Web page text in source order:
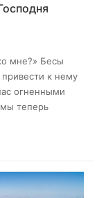
мне?» Бесы
к нему
огненными
теперь